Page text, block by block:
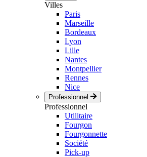
Villes
Paris
Marseille
Bordeaux
Lyon
Lille
Nantes
Montpellier
Rennes
Nice
Professionnel
Professionnel
Utilitaire
Fourgon
Fourgonnette
Société
Pick-up